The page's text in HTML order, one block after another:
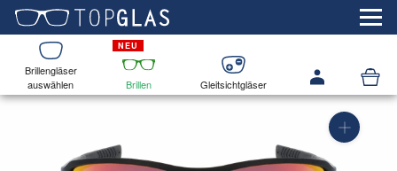
Brillengläser
auswählen
Brillen Gleitsichtgläser